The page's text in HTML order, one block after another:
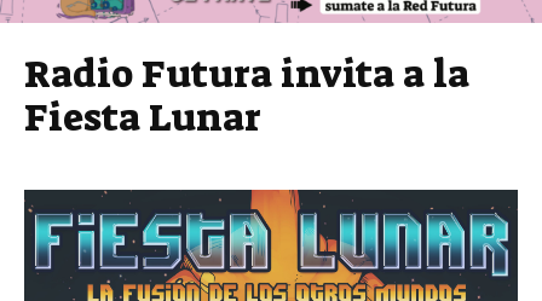
Radio Futura invita a la
Fiesta Lunar